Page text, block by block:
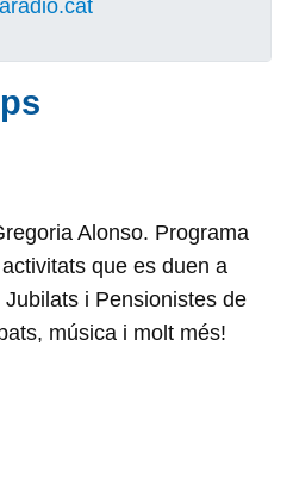
Alonso. Programa
que es duen a
i Pensionistes de
música i molt més!